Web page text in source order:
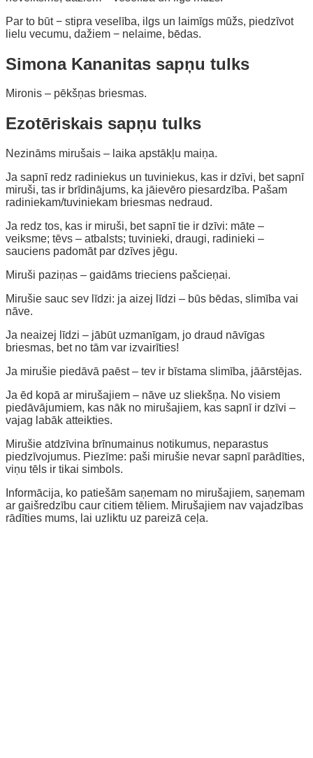
Par to būt − stipra veselība, ilgs un laimīgs mūžs, piedzīvot
lielu vecumu, dažiem − nelaime, bēdas.
Simona Kananitas sapņu tulks
Mironis – pēkšņas briesmas.
Ezotēriskais sapņu tulks
Nezināms mirušais – laika apstākļu maiņa.
Ja sapnī redz radiniekus un tuviniekus, kas ir dzīvi, bet sapnī
miruši, tas ir brīdinājums, ka jāievēro piesardzība. Pašam
radiniekam/tuviniekam briesmas nedraud.
Ja redz tos, kas ir miruši, bet sapnī tie ir dzīvi: māte –
veiksme; tēvs – atbalsts; tuvinieki, draugi, radinieki –
sauciens padomāt par dzīves jēgu.
Miruši paziņas – gaidāms trieciens pašcieņai.
Mirušie sauc sev līdzi: ja aizej līdzi – būs bēdas, slimība vai
nāve.
Ja neaizej līdzi – jābūt uzmanīgam, jo draud nāvīgas
briesmas, bet no tām var izvairīties!
Ja mirušie piedāvā paēst – tev ir bīstama slimība, jāārstējas.
Ja ēd kopā ar mirušajiem – nāve uz sliekšņa. No visiem
piedāvājumiem, kas nāk no mirušajiem, kas sapnī ir dzīvi –
vajag labāk atteikties.
Mirušie atdzīvina brīnumainus notikumus, neparastus
piedzīvojumus. Piezīme: paši mirušie nevar sapnī parādīties,
viņu tēls ir tikai simbols.
Informācija, ko patiešām saņemam no mirušajiem, saņemam
ar gaišredzību caur citiem tēliem. Mirušajiem nav vajadzības
rādīties mums, lai uzliktu uz pareizā ceļa.